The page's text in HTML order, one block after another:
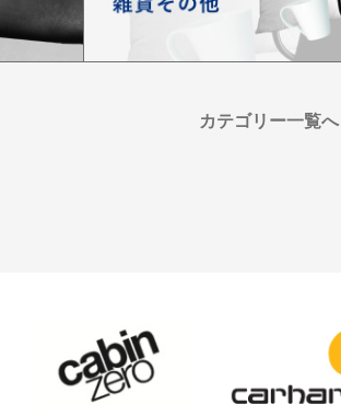
カテゴリー一覧へ